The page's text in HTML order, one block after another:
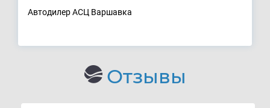
Автодилер АСЦ Варшавка
Отзывы